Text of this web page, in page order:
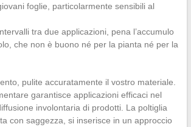
foglie, particolarmente sensibili al
tra due applicazioni, pena l’accumulo
che non è buono né per la pianta né per la
pulite accuratamente il vostro materiale.
garantisce applicazioni efficaci nel
involontaria di prodotti. La poltiglia
con saggezza, si inserisce in un approccio